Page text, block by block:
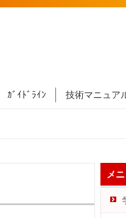
ｶﾞｲﾄﾞﾗｲﾝ 技術マニュア
メ